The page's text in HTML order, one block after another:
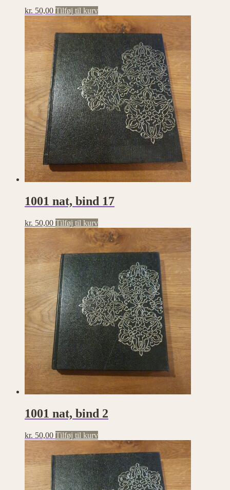
kr. 50,00 Tilføj til kurv
1001 nat, bind 17
kr. 50,00 Tilføj til kurv
1001 nat, bind 2
kr. 50,00 Tilføj til kurv